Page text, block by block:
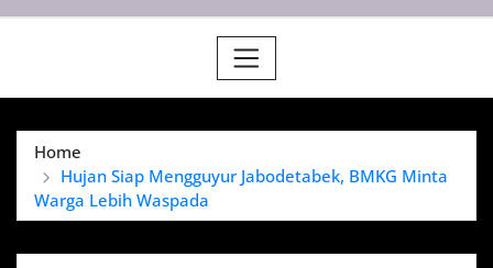
Home
Hujan Siap Mengguyur Jabodetabek, BMKG Minta
Warga Lebih Waspada